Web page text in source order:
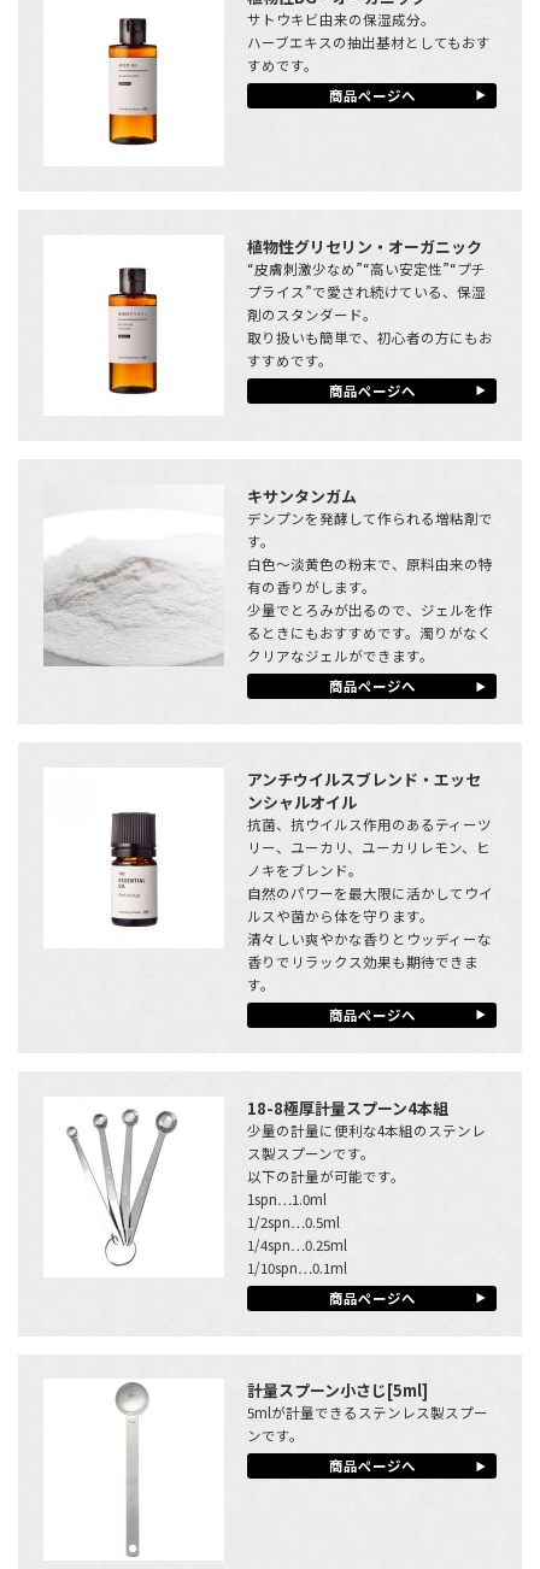
サトウキビ由来の保湿成分。
ハーブエキスの抽出基材としてもおす
すめです。
商品ページへ
植物性グリセリン・オーガニック
“皮膚刺激少なめ”“高い安定性”“プチ
プライス”で愛され続けている、保湿
剤のスタンダード。
取り扱いも簡単で、初心者の方にもお
すすめです。
商品ページへ
キサンタンガム
デンプンを発酵して作られる増粘剤で
す。
白色～淡黄色の粉末で、原料由来の特
有の香りがします。
少量でとろみが出るので、ジェルを作
るときにもおすすめです。濁りがなく
クリアなジェルができます。
商品ページへ
アンチウイルスブレンド・エッセ
ンシャルオイル
抗菌、抗ウイルス作用のあるティーツ
リー、ユーカリ、ユーカリレモン、ヒ
ノキをブレンド。
自然のパワーを最大限に活かしてウイ
ルスや菌から体を守ります。
清々しい爽やかな香りとウッディーな
香りでリラックス効果も期待できま
す。
商品ページへ
18-8極厚計量スプーン4本組
少量の計量に便利な4本組のステンレ
ス製スプーンです。
以下の計量が可能です。
1spn…1.0ml
1/2spn…0.5ml
1/4spn…0.25ml
1/10spn…0.1ml
商品ページへ
計量スプーン小さじ[5ml]
5mlが計量できるステンレス製スプー
ンです。
商品ページへ